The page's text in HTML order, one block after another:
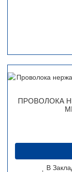
ПРОВОЛОКА
В